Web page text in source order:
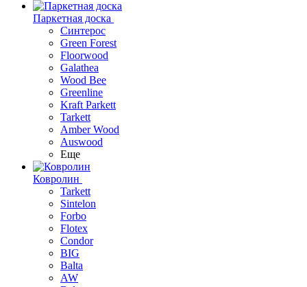
Паркетная доска
Синтерос
Green Forest
Floorwood
Galathea
Wood Bee
Greenline
Kraft Parkett
Tarkett
Amber Wood
Auswood
Еще
Ковролин
Tarkett
Sintelon
Forbo
Flotex
Condor
BIG
Balta
AW